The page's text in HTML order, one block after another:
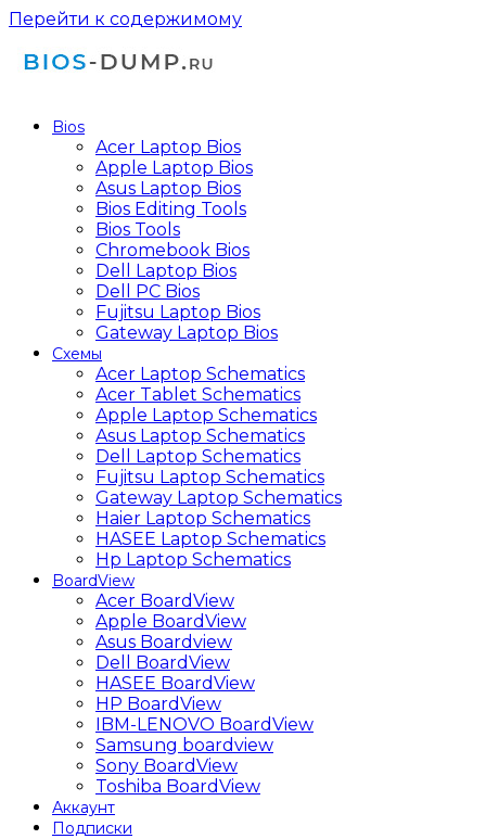
Перейти к содержимому
Bios
Acer Laptop Bios
Apple Laptop Bios
Asus Laptop Bios
Bios Editing Tools
Bios Tools
Chromebook Bios
Dell Laptop Bios
Dell PC Bios
Fujitsu Laptop Bios
Gateway Laptop Bios
Схемы
Acer Laptop Schematics
Acer Tablet Schematics
Apple Laptop Schematics
Asus Laptop Schematics
Dell Laptop Schematics
Fujitsu Laptop Schematics
Gateway Laptop Schematics
Haier Laptop Schematics
HASEE Laptop Schematics
Hp Laptop Schematics
BoardView
Acer BoardView
Apple BoardView
Asus Boardview
Dell BoardView
HASEE BoardView
HP BoardView
IBM-LENOVO BoardView
Samsung boardview
Sony BoardView
Toshiba BoardView
Аккаунт
Подписки